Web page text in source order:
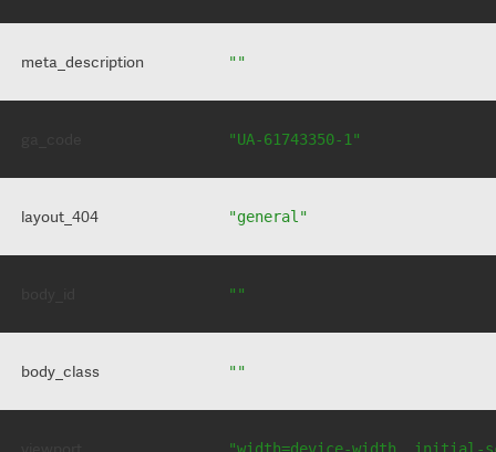
meta_description ""
"UA-61743350-1"
layout_404 "general"
""
body_class ""